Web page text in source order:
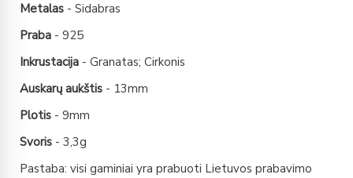
Metalas - Sidabras
Praba - 925
Inkrustacija - Granatas; Cirkonis
Auskarų aukštis - 13mm
Plotis - 9mm
Svoris - 3,3g
Pastaba: visi gaminiai yra prabuoti Lietuvos prabavimo